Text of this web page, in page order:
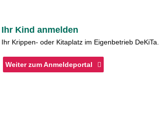
Ihr Kind anmelden
Ihr Krippen- oder Kitaplatz im Eigenbetrieb DeKiTa.
Weiter zum Anmeldeportal